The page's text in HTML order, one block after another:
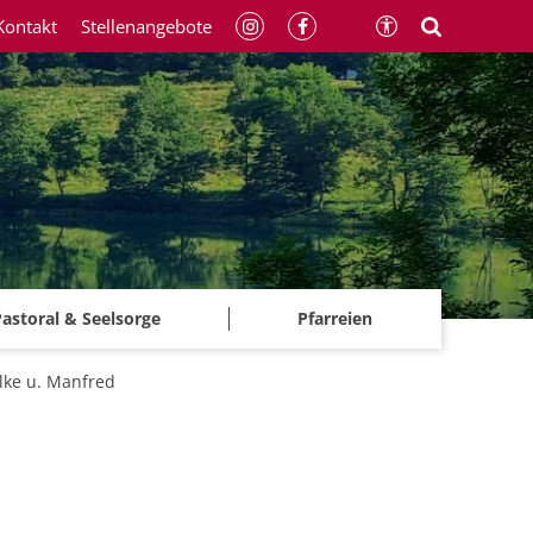
& Seelsorge Pfarreien
Stellenangebote
u. Manfred